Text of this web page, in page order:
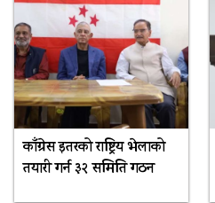
काँग्रेस इतरको राष्ट्रिय भेलाको
तयारी गर्न ३२ समिति गठन